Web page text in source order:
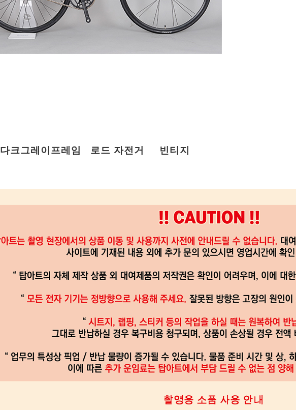
다크그레이프레임 로드 자전거 빈티지